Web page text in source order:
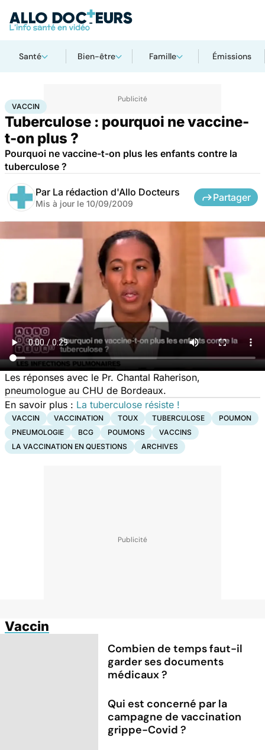
Santé Bien-être Famille Émissions
AccueilSanté Vaccin
VACCIN
Tuberculose : pourquoi ne vaccine-
t-on plus ?
Pourquoi ne vaccine-t-on plus les enfants contre la
tuberculose ?
Par La rédaction d'Allo Docteurs
Mis à jour le 10/09/2009
Partager
Les réponses avec le Pr. Chantal Raherison,
pneumologue au CHU de Bordeaux.
En savoir plus : La tuberculose résiste !
VACCIN VACCINATION TOUX TUBERCULOSE
POUMON
PNEUMOLOGIE
BCG POUMONS
VACCINS
LA VACCINATION EN QUESTIONS
ARCHIVES
Vaccin
Combien de temps faut-il
garder ses documents
médicaux ?
Qui est concerné par la
campagne de vaccination
grippe-Covid ?